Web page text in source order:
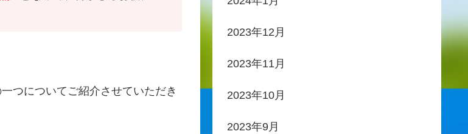
つについてご紹介させていただき
2023年12月
2023年11月
2023年10月
2023年9月